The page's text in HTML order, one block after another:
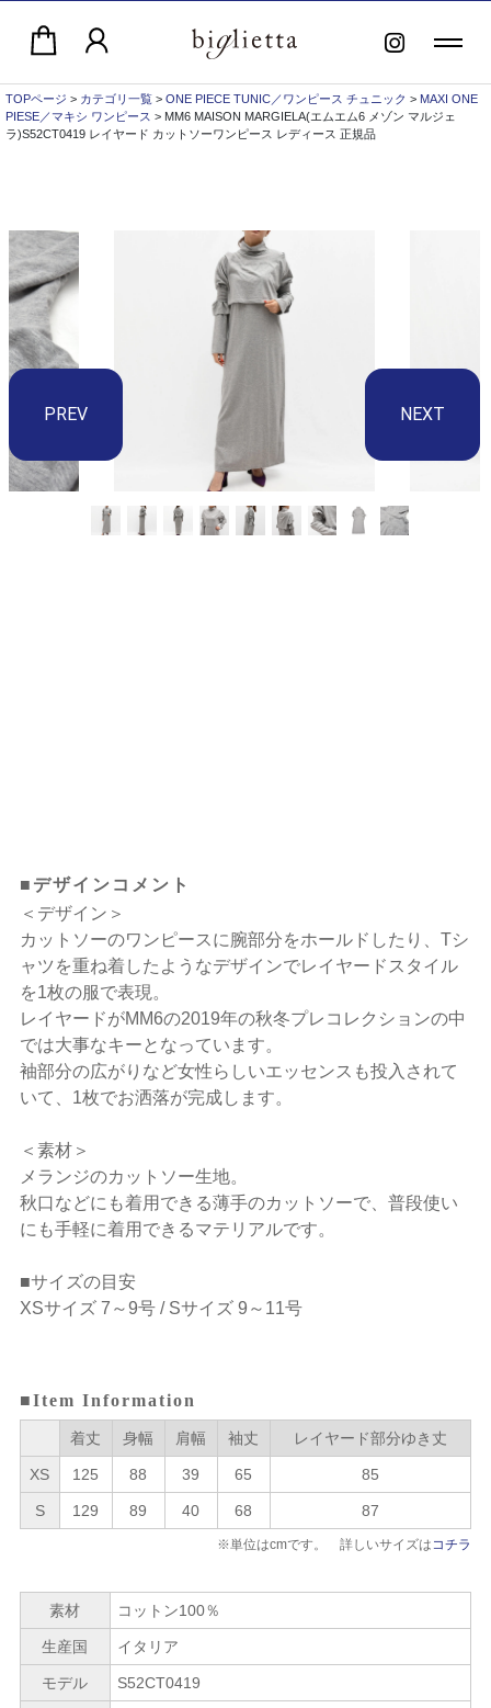
TOPページ > カテゴリ一覧 > ONE PIECE TUNIC／ワンピース チュニック > MAXI ONE
PIESE／マキシ ワンピース > MM6 MAISON MARGIELA(エムエム6 メゾン マルジェ
ラ)S52CT0419 レイヤード カットソーワンピース レディース 正規品
■デザインコメント
＜デザイン＞
カットソーのワンピースに腕部分をホールドしたり、Tシ
ャツを重ね着したようなデザインでレイヤードスタイル
を1枚の服で表現。
レイヤードがMM6の2019年の秋冬プレコレクションの中
では大事なキーとなっています。
袖部分の広がりなど女性らしいエッセンスも投入されて
いて、1枚でお洒落が完成します。
＜素材＞
メランジのカットソー生地。
秋口などにも着用できる薄手のカットソーで、普段使い
にも手軽に着用できるマテリアルです。
■サイズの目安
XSサイズ 7～9号 / Sサイズ 9～11号
■Item Information
着丈 身幅 肩幅 袖丈 レイヤード部分ゆき丈
XS 125 88 39 65 85
S 129 89 40 68 87
※単位はcmです。 詳しいサイズは コチラ
素材 コットン100％
生産国 イタリア
モデル S52CT0419